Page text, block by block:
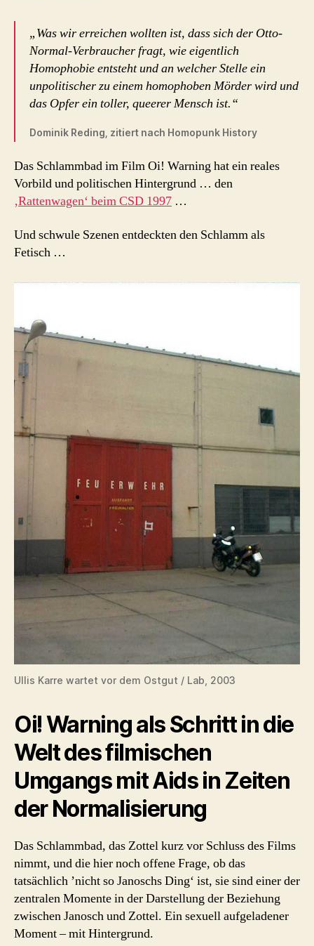
„Was wir erreichen wollten ist, dass sich der Otto-
Normal-Verbraucher fragt, wie eigentlich
Homophobie entsteht und an welcher Stelle ein
unpolitischer zu einem homophoben Mörder wird und
das Opfer ein toller, queerer Mensch ist.“
Dominik Reding, zitiert nach Homopunk History
Das Schlammbad im Film Oi! Warning hat ein reales
Vorbild und politischen Hintergrund … den
‚Rattenwagen‘ beim CSD 1997 …
Und schwule Szenen entdeckten den Schlamm als
Fetisch …
Ullis Karre wartet vor dem Ostgut / Lab, 2003
Oi! Warning als Schritt in die
Welt des filmischen
Umgangs mit Aids in Zeiten
der Normalisierung
Das Schlammbad, das Zottel kurz vor Schluss des Films
nimmt, und die hier noch offene Frage, ob das
tatsächlich ’nicht so Janoschs Ding‘ ist, sie sind einer der
zentralen Momente in der Darstellung der Beziehung
zwischen Janosch und Zottel. Ein sexuell aufgeladener
Moment – mit Hintergrund.